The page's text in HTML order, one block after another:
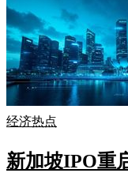
经济热点
新加坡IPO重